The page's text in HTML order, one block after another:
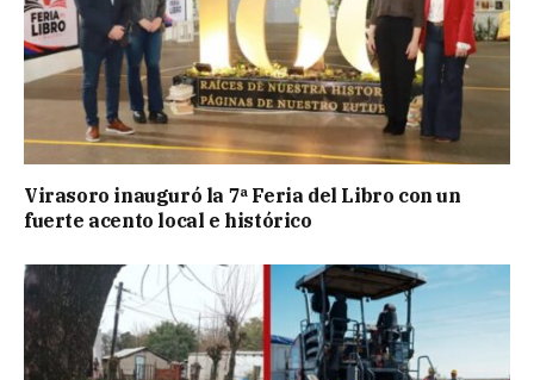
Virasoro inauguró la 7ª Feria del Libro con un
fuerte acento local e histórico